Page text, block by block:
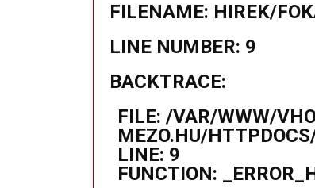
FILENAME: HIREK/
LINE NUMBER: 9
BACKTRACE:
FILE: /VAR/WWW/
MEZO.HU/
LINE: 9
FUNCTION: